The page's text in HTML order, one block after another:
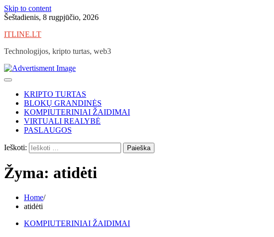
Skip to content
Šeštadienis, 8 rugpjūčio, 2026
ITLINE.LT
Technologijos, kripto turtas, web3
KRIPTO TURTAS
BLOKŲ GRANDINĖS
KOMPIUTERINIAI ŽAIDIMAI
VIRTUALI REALYBĖ
PASLAUGOS
Ieškoti:
Žyma: atidėti
Home
atidėti
KOMPIUTERINIAI ŽAIDIMAI